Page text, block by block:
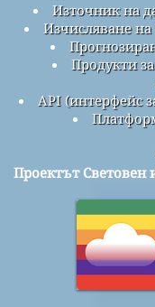
Източник на
Изчисляване на
Продукти
API (интерфейс
Проектът Световен